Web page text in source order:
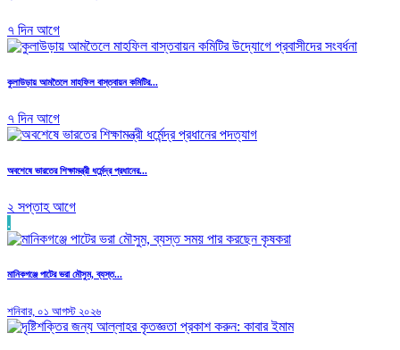
৭ দিন আগে
কুলাউড়ায় আমতৈলে মাহফিল বাস্তবায়ন কমিটির...
৭ দিন আগে
অবশেষে ভারতের শিক্ষামন্ত্রী ধর্মেন্দ্র প্রধানের...
২ সপ্তাহ আগে
.
মানিকগঞ্জে পাটের ভরা মৌসুম, ব্যস্ত...
শনিবার, ০১ আগস্ট ২০২৬